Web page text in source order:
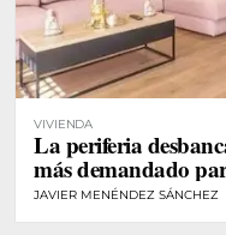
VIVIENDA
La periferia
más demandado
JAVIER MENÉNDEZ SÁNCHEZ